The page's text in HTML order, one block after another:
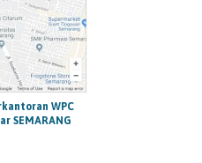
WPC
SEMARANG